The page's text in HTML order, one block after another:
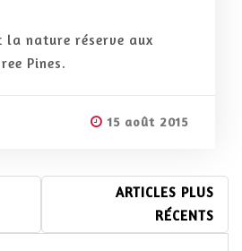
la nature réserve aux
Pines.
15 août 2015
ARTICLES PLUS
RÉCENTS